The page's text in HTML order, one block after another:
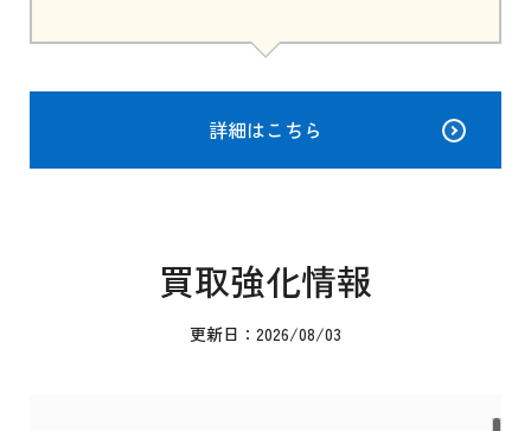
詳細はこちら
買取強化情報
更新日：2026/08/03